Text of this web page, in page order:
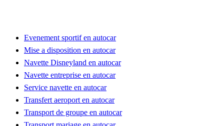
Evenement sportif en autocar
Mise a disposition en autocar
Navette Disneyland en autocar
Navette entreprise en autocar
Service navette en autocar
Transfert aeroport en autocar
Transport de groupe en autocar